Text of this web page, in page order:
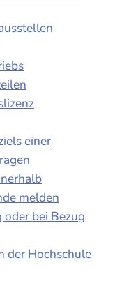
einer
melden
bei Bezug
der Hochschule